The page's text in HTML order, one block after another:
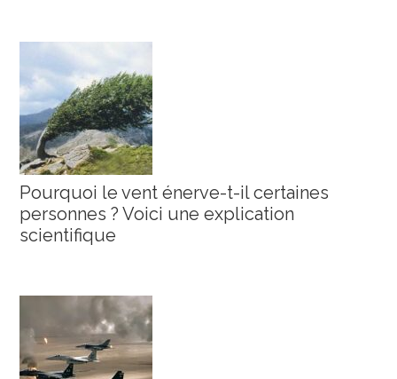
Pourquoi le vent énerve-t-il certaines
personnes ? Voici une explication
scientifique